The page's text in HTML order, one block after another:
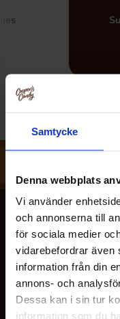
Samtycke
Denna webbplats
Vi använder
och annonserna till
för sociala medier
vidarebefordrar även
information från din
annons- och
Dessa kan i sin tur
information som du